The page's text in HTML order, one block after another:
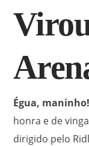
Égua, maninho!
honra e de
dirigido pelo